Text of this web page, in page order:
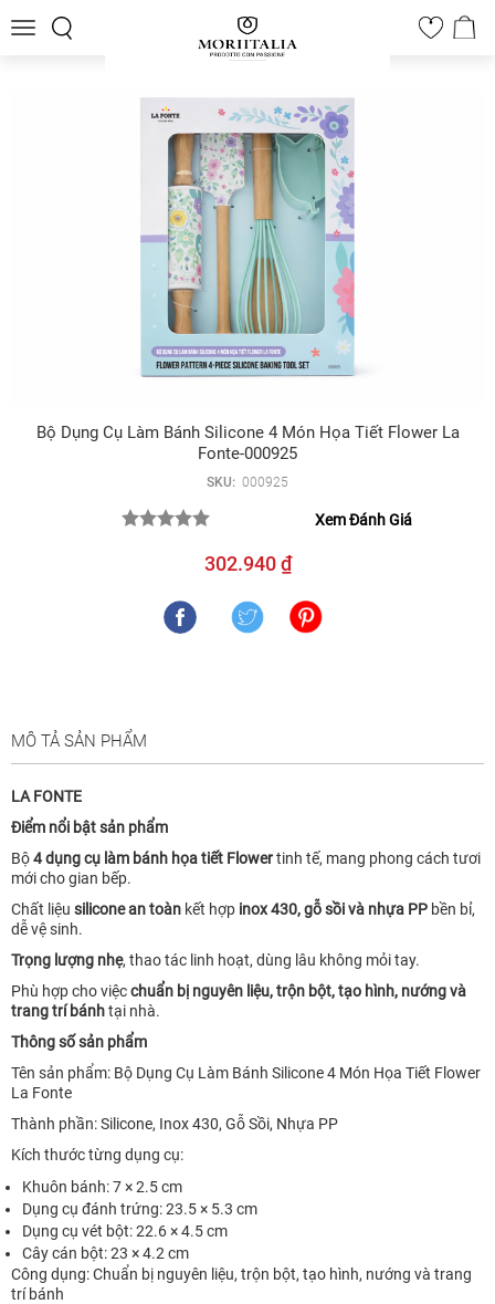
Toggle
0
Bộ Dụng Cụ Làm Bánh Silicone 4 Món Họa Tiết Flower La
Fonte-000925
SKU: 000925
Xem Đánh Giá
302.940 ₫
MÔ TẢ SẢN PHẨM
LA FONTE
Điểm nổi bật sản phẩm
Bộ4 dụng cụ làm bánh họa tiết Flowertinh tế, mang phong cách tươi
mới cho gian bếp.
Chất liệu silicone an toàn kết hợp inox 430, gỗ sồi và nhựa PP bền bỉ,
dễ vệ sinh.
Trọng lượng nhẹ, thao tác linh hoạt, dùng lâu không mỏi tay.
Phù hợp cho việcchuẩn bị nguyên liệu, trộn bột, tạo hình, nướng và
trang trí bánhtại nhà.
Thông số sản phẩm
Tên sản phẩm: Bộ Dụng Cụ Làm Bánh Silicone 4 Món Họa Tiết Flower
La Fonte
Thành phần: Silicone, Inox 430, Gỗ Sồi, Nhựa PP
Kích thước từng dụng cụ:
Khuôn bánh: 7 × 2.5 cm
Dụng cụ đánh trứng: 23.5 × 5.3 cm
Dụng cụ vét bột: 22.6 × 4.5 cm
Cây cán bột: 23 × 4.2 cm
Công dụng: Chuẩn bị nguyên liệu, trộn bột, tạo hình, nướng và trang
trí bánh